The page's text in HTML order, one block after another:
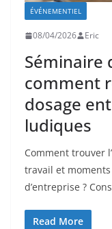
ÉVÉNEMENTIEL
08/04/2026 Eric
Séminaire
comment
dosage
ludiques
Comment trouver
travail et
d’entreprise ?
Read More